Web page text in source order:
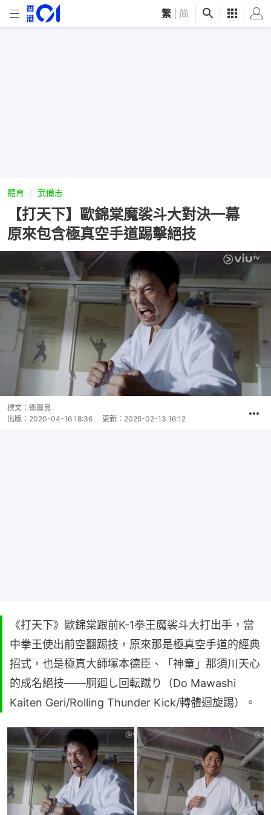
繁 简
體育 武備志
【打天下】歐錦棠魔裟斗大對決一幕
原來包含極真空手道踢擊絕技
撰文： 衛爾良
出版： 2020-04-16 18:36 更新： 2025-02-13 16:12
《打天下》歐錦棠跟前K-1拳王魔裟斗大打出手，當
中拳王使出前空翻踢技，原來那是極真空手道的經典
招式，也是極真大師塚本德臣、「神童」那須川天心
的成名絕技——胴廻し回転蹴り（Do Mawashi
Kaiten Geri/Rolling Thunder Kick/轉體迴旋踢）。